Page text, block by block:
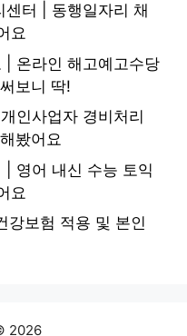
센터 | 동행일자리 채
요
| 온라인 해고예고수당
보니 딱!
인사업자 경비처리
봤어요
| 영어 내신 수능 토익
요
강보험 적용 및 본인
2026